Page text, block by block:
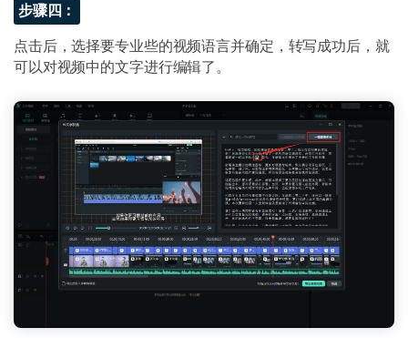
步骤四：
点击后，选择要专业些的视频语言并确定，转写成功后，就
可以对视频中的文字进行编辑了。